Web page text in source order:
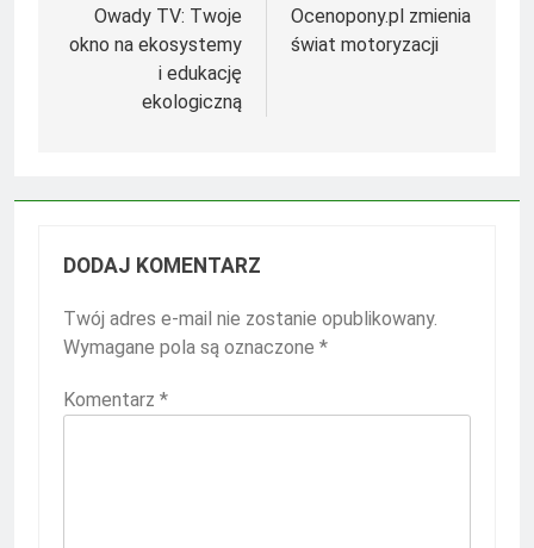
Owady TV: Twoje
okno na ekosystemy
i edukację
ekologiczną
Ocenopony.pl zmienia
świat motoryzacji
DODAJ KOMENTARZ
Twój adres e-mail nie zostanie opublikowany.
Wymagane pola są oznaczone *
Komentarz *